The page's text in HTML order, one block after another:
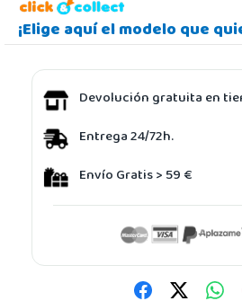
¡Elige aquí el modelo que
Devolución gratuita en
Entrega 24/72h.
Envío Gratis > 59 €